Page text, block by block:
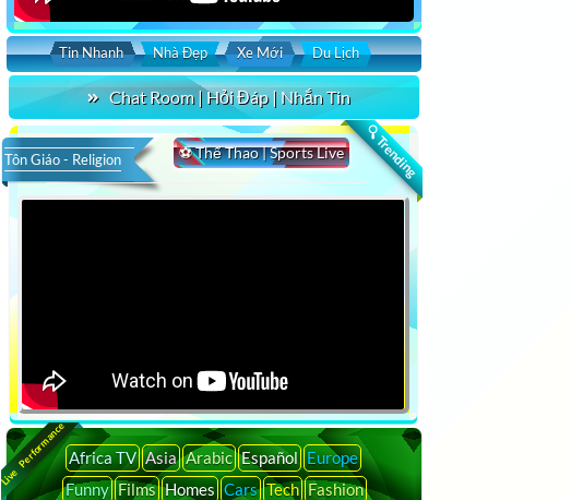
Tin Nhanh Nhà Đẹp Xe Mới Du Lịch
Chat Room | Hỏi Đáp | Nhắn Tin
🔍 Trending
⚽ Thể Thao | Sports Live
Tôn Giáo - Religion
Live PerformanceAfrica TV Asia Arabic Español Europe
Funny Films Homes Cars Tech Fashion